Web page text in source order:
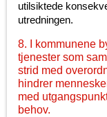
utilsiktede
utredningen.
8. I kommunene
tjenester som
strid med
hindrer
med
behov.